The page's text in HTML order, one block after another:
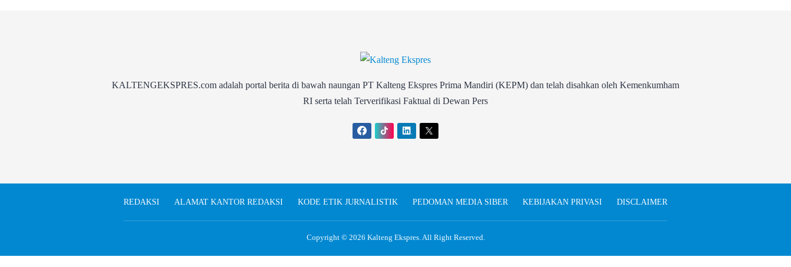
KALTENGEKSPRES.com adalah portal berita di bawah naungan PT Kalteng Ekspres Prima Mandiri (KEPM) dan telah disahkan oleh Kemenkumham
RI serta telah Terverifikasi Faktual di Dewan Pers
REDAKSI ALAMAT KANTOR REDAKSI KODE ETIK JURNALISTIK PEDOMAN MEDIA SIBER KEBIJAKAN PRIVASI DISCLAIMER
Copyright © 2026 Kalteng Ekspres. All Right Reserved.